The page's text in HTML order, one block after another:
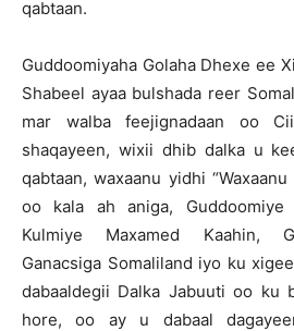
qabtaan.
Guddoomiyaha Golaha Dhexe ee
Shabeel ayaa bulshada reer
mar walba feejignadaan oo
shaqayeen, wixii dhib dalka u
qabtaan, waxaanu yidhi
oo kala ah aniga,
Kulmiye Maxamed Kaahin,
Ganacsiga Somaliland iyo ku
dabaaldegii Dalka Jabuuti oo ku
hore, oo ay u dabaal